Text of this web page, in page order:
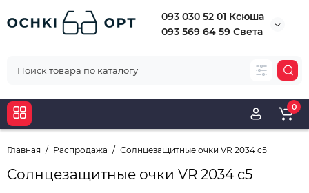
093 030 52 01 Ксюша
093 569 64 59 Света
0
Главная Распродажа Солнцезащитные очки VR 2034 c5
Солнцезащитные очки VR 2034 c5